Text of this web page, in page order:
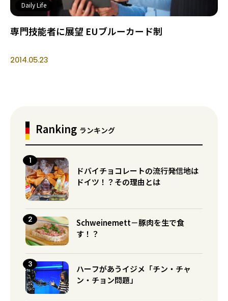
Daily Life
専門技能者に展望 EUブルーカード制
2014.05.23
Ranking ランキング
ドバイチョコレートの流行発信地は
ドイツ！？その理由とは
Schweinemett－豚肉を生で食
す！？
ハーフがあうイジメ「チン・チャ
ン・チョン問題」